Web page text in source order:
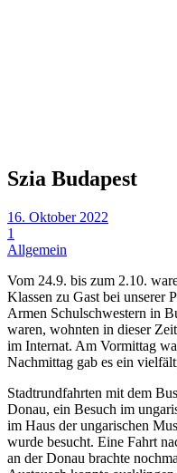
Szia Budapest
16. Oktober 2022
1
Allgemein
Vom 24.9. bis zum 2.10.
Klassen zu Gast bei unserer
Armen Schulschwestern in
waren, wohnten in dieser
im Internat. Am Vormittag
Nachmittag gab es ein
Stadtrundfahrten mit dem
Donau, ein Besuch im
im Haus der ungarischen
wurde besucht. Eine Fahrt
an der Donau brachte